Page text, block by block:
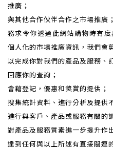
推廣；
與其他合作伙伴合作之市場推廣；
務求令你透過此網站購物時有
個人化的市場推廣資訊，我們會
以完成你對我們的產品及服務、
回應你的查詢；
會藉登記，優惠和獎賞的提供；
搜集統計資料、進行分析及提供
進行與客戶、產品或服務有關的
對產品及服務質素進一步提升作
達到任何與以上所述有直接關連